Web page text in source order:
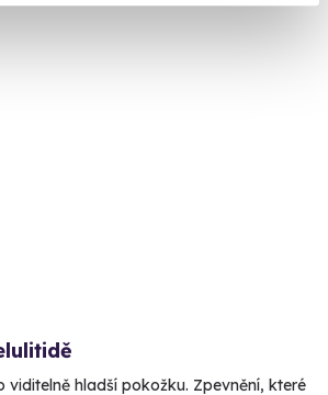
viditelně hladší pokožku. Zpevnění, které